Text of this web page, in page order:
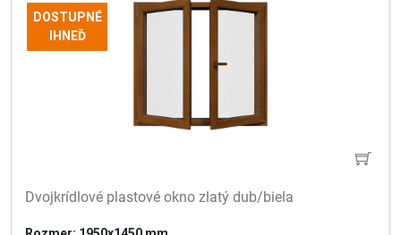
DOSTUPNÉ
IHNEĎ
Dvojkrídlové plastové okno zlatý dub/biela